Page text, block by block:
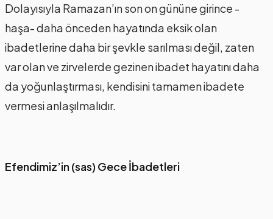
Dolayısıyla Ramazan’ın son on gününe girince -
haşa- daha önceden hayatında eksik olan
ibadetlerine daha bir şevkle sarılması değil, zaten
var olan ve zirvelerde gezinen ibadet hayatını daha
da yoğunlaştırması, kendisini tamamen ibadete
vermesi anlaşılmalıdır.
Efendimiz’in (sas) Gece İbadetleri